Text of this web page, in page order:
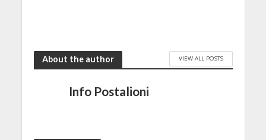
About the author VIEW ALL POSTS
Info Postalioni